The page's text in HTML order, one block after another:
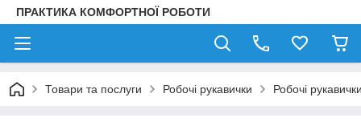
ПРАКТИКА КОМФОРТНОЇ РОБОТИ
Товари та послуги Робочі рукавички Робочі